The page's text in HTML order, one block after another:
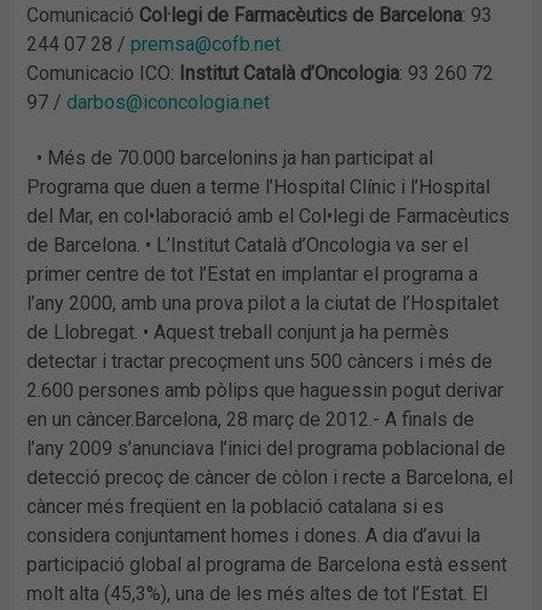
Comunicació Col·legi de Farmacèutics de Barcelona: 93
244 07 28 /premsa@cofb.net
Comunicacio ICO: Institut Català d’Oncologia: 93 260 72
97 /darbos@iconcologia.net
• Més de 70.000 barcelonins ja han participat al
Programa que duen a terme l’Hospital Clínic i l’Hospital
del Mar, en col•laboració amb el Col•legi de Farmacèutics
de Barcelona. • L’Institut Català d’Oncologia va ser el
primer centre de tot l’Estat en implantar el programa a
l’any 2000, amb una prova pilot a la ciutat de l’Hospitalet
de Llobregat. • Aquest treball conjunt ja ha permès
detectar i tractar precoçment uns 500 càncers i més de
2.600 persones amb pòlips que haguessin pogut derivar
en un càncer.Barcelona, 28 març de 2012.- A finals de
l’any 2009 s’anunciava l’inici del programa poblacional de
detecció precoç de càncer de còlon i recte a Barcelona, el
càncer més freqüent en la població catalana si es
considera conjuntament homes i dones. A dia d’avui la
participació global al programa de Barcelona està essent
molt alta (45,3%), una de les més altes de tot l’Estat. El